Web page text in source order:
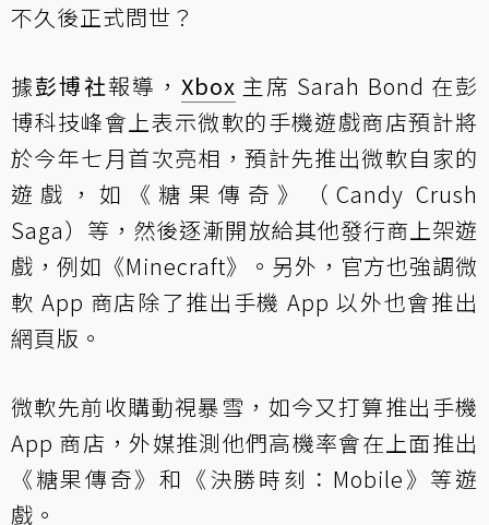
不久後正式問世？
據彭博社報導， Xbox 主席 Sarah Bond 在彭
博科技峰會上表示微軟的手機遊戲商店預計將
於今年七月首次亮相，預計先推出微軟自家的
遊戲，如《糖果傳奇》（Candy Crush
Saga）等，然後逐漸開放給其他發行商上架遊
戲，例如《Minecraft》。另外，官方也強調微
軟 App 商店除了推出手機 App 以外也會推出
網頁版。
微軟先前收購動視暴雪，如今又打算推出手機
App 商店，外媒推測他們高機率會在上面推出
《糖果傳奇》和《決勝時刻：Mobile》等遊
戲。